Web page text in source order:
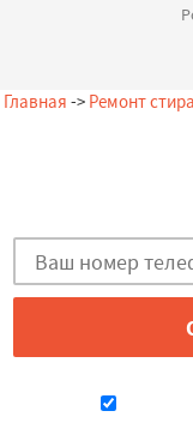
Главная -> Ремонт